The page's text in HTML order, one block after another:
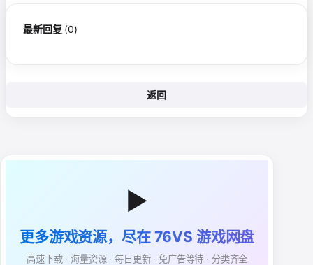
最新回复(0)
返回
▶
更多游戏资源，尽在 76VS 游戏网盘
高速下载 · 海量资源 · 每日更新 · 免广告等待 · 分类齐全